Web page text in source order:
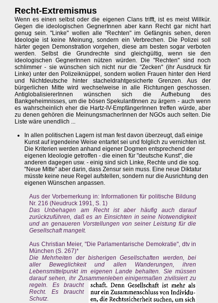
Recht-Extremismus
Wenn es einen selbst oder die eigenen Clans trifft, ist es meist Willkür.
Gegen die ideologischen GegnerInnen aber kann Recht gar nicht hart
genug sein. "Linke" wollen alle "Rechten" im Gefängnis sehen, deren
Ideologie ist keine Meinung, sondern ein Verbrechen. Die Polizei soll
härter gegen Demonstration vorgehen, diese am besten sogar verboten
werden. Selbst die Grundrechte sind gleichgültig, wenn sie den
ideologischen GegnerInnen nützen würden. Die "Rechten" sind noch
schlimmer - sie wünschen sich nicht nur die "Zecken" (ihr Ausdruck für
Linke) unter den Polizeiknüppel, sondern wollen Frauen hinter den Herd
und Nichtdeutsche hinter stacheldrahtgesicherte Grenzen. Aus der
bürgerlichen Mitte wird wechselweise in alle Richtungen geschossen.
AntiglobalisiererInnen wünschen sich die Aufhebung des
Bankgeheimnisses, um die bösen SpekulantInnen zu ärgern - auch wenn
es wahrscheinlich eher die Hartz-IV-EmpfängerInnen treffen würde, aber
zu denen gehören die MeinungsmacherInnen der NGOs auch selten. Die
Liste wäre unendlich ...
In allen politischen Lagern ist man fest davon überzeugt, daß einige
Kunst auf irgendeine Weise entartet sei und folglich zu vernichten ist.
Die Kriterien werden anhand eigener Dogmen entsprechend der
eigenen Ideologie getroffen - die einen für "deutsche Kunst", die
anderen dagegen usw. - einig sind sich Linke, Rechte und die sog.
"Neue Mitte" aber darin, dass Zensur sein muss. Eine neue Diktatur
müsste keine neue Regel aufstellen, sondern nur die Ausrichtung den
eigenen Wünschen anpassen.
Aus der Vorbemerkung in: Informationen für politische Bildung
Nr. 216 (Neudruck 1991, S. 1)
Das Unbehagen am Recht ist aber häufig auch darauf
zurückzuführen, daß es an Einsichten in seine Notwendigkeit
und an genaueren Vorstellungen von seiner Leistung für die
Gesellschaft mangelt.
Aus Christian Meier, "Die Parlamentarische Demokratie", dtv in
München (S. 267)*
Die Mehrheiten der bisherigen Gesellschaften werden, bei
aller Beweglichkeit und allen Wanderungen, ihren
Lebensmittelpunkt im eigenen Lande behalten. Sie müssen
darauf sehen, ihr Zusammenleben einigermaßen zivilisiert zu
regeln. Es braucht
Recht. Es braucht
Schutz.